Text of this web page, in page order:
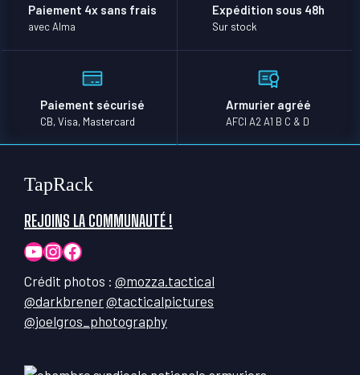
Paiement 4x sans frais
avec Alma
Expédition sous 48h
Sur stock
Paiement sécurisé
CB, Visa, Mastercard
Armurier agréé
AFCI A2 A1 B C & D
TapRack
REJOINS LA COMMUNAUTÉ !
YouTube
Instagram
Facebook
Crédit photos : @mozza.tactical
@darkbrener@tacticalpictures
@joelgros_photography